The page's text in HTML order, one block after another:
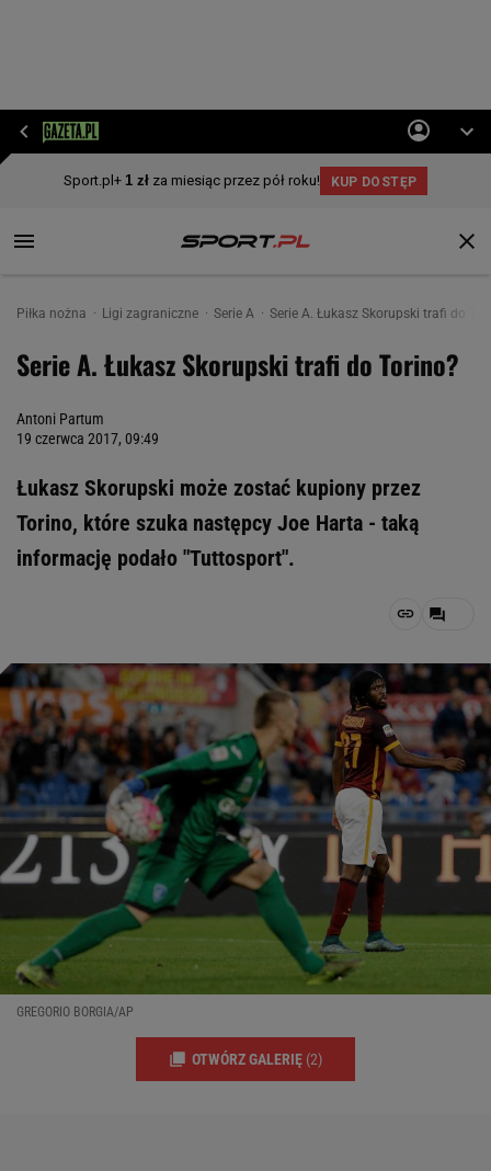
Piłka nożna Ligi zagraniczne Serie A Serie A. Łukasz Skorupski trafi do
Serie A. Łukasz Skorupski trafi do Torino?
Antoni Partum
19 czerwca 2017, 09:49
Łukasz Skorupski może zostać kupiony przez
Torino, które szuka następcy Joe Harta - taką
informację podało "Tuttosport".
GREGORIO BORGIA/AP
OTWÓRZ GALERIĘ (2)